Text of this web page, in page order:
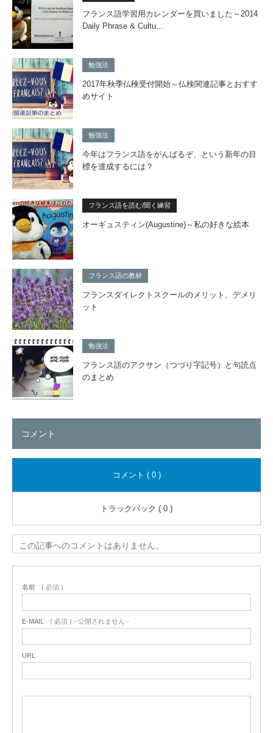
フランス語学習用カレンダーを買いました～2014
Daily Phrase & Cultu…
勉強法
2017年秋季仏検受付開始～仏検関連記事とおすす
めサイト
勉強法
今年はフランス語をがんばるぞ、という新年の目
標を達成するには？
フランス語を読む/聞く練習
オーギュスティン(Augustine)～私の好きな絵本
フランス語の教材
フランスダイレクトスクールのメリット、デメリ
ット
勉強法
フランス語のアクサン（つづり字記号）と句読点
のまとめ
コメント
コメント ( 0 )
トラックバック ( 0 )
この記事へのコメントはありません。
名前 ( 必須 )
E-MAIL ( 必須 ) - 公開されません -
URL